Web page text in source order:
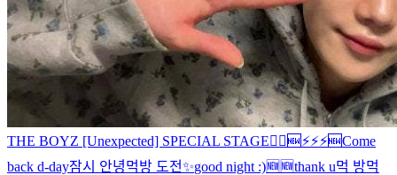
THE BOYZ [Unexpected] SPECIAL STAGE🏃‍♂️🆕 ⚡️⚡️⚡️🆕Come
back d-day잠시 안녕먹방 도전✨good night :)🆕 🆕thank u먹 방먹